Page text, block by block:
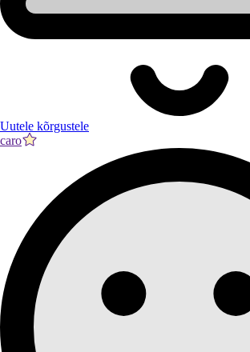
Uutele kõrgustele
caro